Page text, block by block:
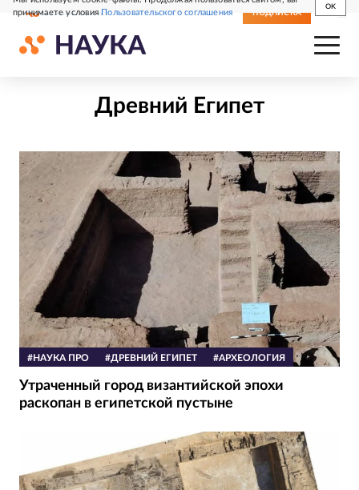
принимаете условияПользовательского соглашения
OK
СВЕЖИЙ НОМЕР ПОДПИСКА
Древний Египет
#НАУКА ПРО #ДРЕВНИЙ ЕГИПЕТ #АРХЕОЛОГИЯ
Утраченный город византийской эпохи
раскопан в египетской пустыне